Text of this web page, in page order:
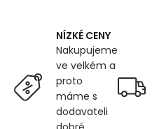
NÍZKÉ CENY
Nakupujeme
ve velkém a
proto
máme s
dodavateli